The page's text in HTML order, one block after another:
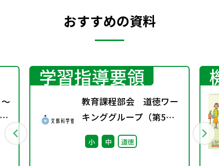
おすすめの資料
学習指導要領
教育課程部会 道徳ワー
キンググループ（第5
回） 配付資料
小 中 道徳